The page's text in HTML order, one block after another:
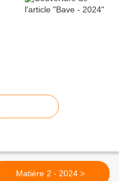
Matière 2 - 2024 >